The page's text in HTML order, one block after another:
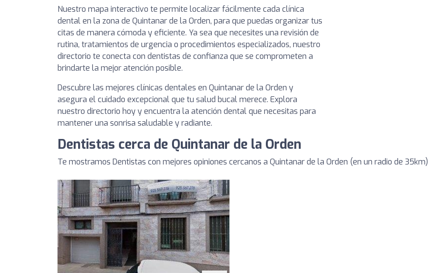
Nuestro mapa interactivo te permite localizar fácilmente cada clínica
dental en la zona de Quintanar de la Orden, para que puedas organizar tus
citas de manera cómoda y eficiente. Ya sea que necesites una revisión de
rutina, tratamientos de urgencia o procedimientos especializados, nuestro
directorio te conecta con dentistas de confianza que se comprometen a
brindarte la mejor atención posible.
Descubre las mejores clínicas dentales en Quintanar de la Orden y
asegura el cuidado excepcional que tu salud bucal merece. Explora
nuestro directorio hoy y encuentra la atención dental que necesitas para
mantener una sonrisa saludable y radiante.
Dentistas cerca de Quintanar de la Orden
Te mostramos Dentistas con mejores opiniones cercanos a Quintanar de la Orden (en un radio de 35km)